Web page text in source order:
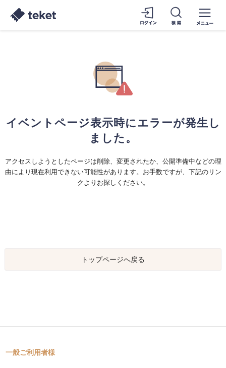
イベントページ表示時にエラーが発生し
ました。
アクセスしようとしたページは削除、変更されたか、公開準備中などの理
由により現在利用できない可能性があります。お手数ですが、下記のリン
クよりお探しください。
トップページへ戻る
一般ご利用者様